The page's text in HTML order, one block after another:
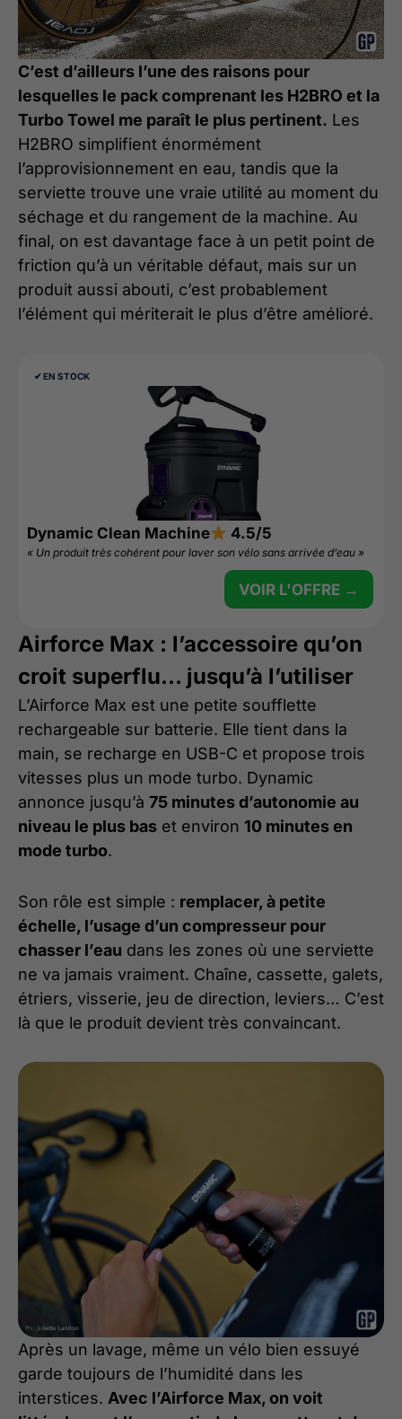
C’est d’ailleurs l’une des raisons pour
lesquelles le pack comprenant les H2BRO et la
Turbo Towel me paraît le plus pertinent. Les
H2BRO simplifient énormément
l’approvisionnement en eau, tandis que la
serviette trouve une vraie utilité au moment du
séchage et du rangement de la machine. Au
final, on est davantage face à un petit point de
friction qu’à un véritable défaut, mais sur un
produit aussi abouti, c’est probablement
l’élément qui mériterait le plus d’être amélioré.
✔︎ EN STOCK
Dynamic Clean Machine 4.5/5
« Un produit très cohérent pour laver son vélo sans arrivée d’eau »
VOIR L'OFFRE →
Airforce Max : l’accessoire qu’on
croit superflu… jusqu’à l’utiliser
L’Airforce Max est une petite soufflette
rechargeable sur batterie. Elle tient dans la
main, se recharge en USB-C et propose trois
vitesses plus un mode turbo. Dynamic
annonce jusqu’à 75 minutes d’autonomie au
niveau le plus bas et environ 10 minutes en
mode turbo.
Son rôle est simple : remplacer, à petite
échelle, l’usage d’un compresseur pour
chasser l’eau dans les zones où une serviette
ne va jamais vraiment. Chaîne, cassette, galets,
étriers, visserie, jeu de direction, leviers… C’est
là que le produit devient très convaincant.
Après un lavage, même un vélo bien essuyé
garde toujours de l’humidité dans les
interstices. Avec l’Airforce Max, on voit